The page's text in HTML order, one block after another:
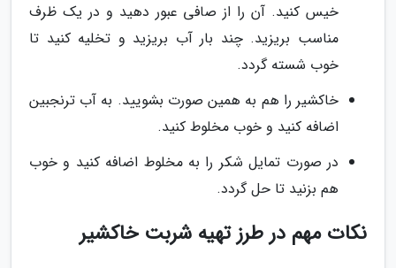
خیس کنید. آن را از صافی عبور دهید و در یک ظرف
مناسب بریزید. چند بار آب بریزید و تخلیه کنید تا
خوب شسته گردد.
خاکشیر را هم به همین صورت بشویید. به آب ترنجبین
اضافه کنید و خوب مخلوط کنید.
در صورت تمایل شکر را به مخلوط اضافه کنید و خوب
هم بزنید تا حل گردد.
نکات مهم در طرز تهیه شربت خاکشیر